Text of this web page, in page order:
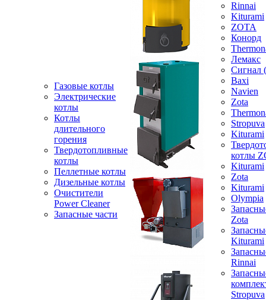
Газовые котлы
Электрические
котлы
Котлы
длительного
горения
Твердотопливные
котлы
Пеллетные котлы
Дизельные котлы
Очистители
Power Cleaner
Запасные части
Rinnai
Kiturami
ZOTA
Конорд
Лемакс
Baxi
Navien
Zota
Stropuva
Kiturami
котлы
Kiturami
Zota
Kiturami
Olympia
Zota
Kiturami
Rinnai
Stropuva